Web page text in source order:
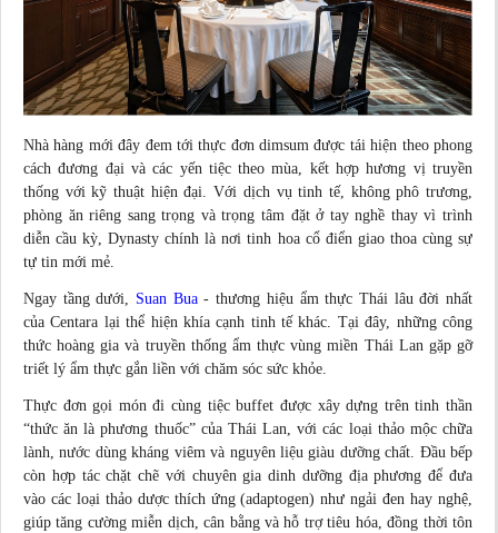
Nhà hàng mới đây đem tới thực đơn dimsum được tái hiện theo phong
cách đương đại và các yến tiệc theo mùa, kết hợp hương vị truyền
thống với kỹ thuật hiện đại. Với dịch vụ tinh tế, không phô trương,
phòng ăn riêng sang trọng và trọng tâm đặt ở tay nghề thay vì trình
diễn cầu kỳ, Dynasty chính là nơi tinh hoa cổ điển giao thoa cùng sự
tự tin mới mẻ.
Ngay tầng dưới, Suan Bua- thương hiệu ẩm thực Thái lâu đời nhất
của Centara lại thể hiện khía cạnh tinh tế khác. Tại đây, những công
thức hoàng gia và truyền thống ẩm thực vùng miền Thái Lan gặp gỡ
triết lý ẩm thực gắn liền với chăm sóc sức khỏe.
Thực đơn gọi món đi cùng tiệc buffet được xây dựng trên tinh thần
“thức ăn là phương thuốc” của Thái Lan, với các loại thảo mộc chữa
lành, nước dùng kháng viêm và nguyên liệu giàu dưỡng chất. Đầu bếp
còn hợp tác chặt chẽ với chuyêngia dinh dưỡng địa phương để đưa
vào các loại thảo dược thích ứng (adaptogen) như ngải đen hay nghệ,
giúp tăng cường miễn dịch, cân bằng và hỗ trợ tiêu hóa, đồng thời tôn